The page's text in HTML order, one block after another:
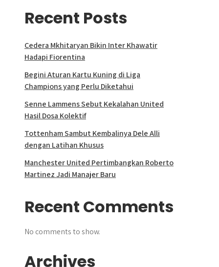
Recent Posts
Cedera Mkhitaryan Bikin Inter Khawatir
Hadapi Fiorentina
Begini Aturan Kartu Kuning di Liga
Champions yang Perlu Diketahui
Senne Lammens Sebut Kekalahan United
Hasil Dosa Kolektif
Tottenham Sambut Kembalinya Dele Alli
dengan Latihan Khusus
Manchester United Pertimbangkan Roberto
Martinez Jadi Manajer Baru
Recent Comments
No comments to show.
Archives